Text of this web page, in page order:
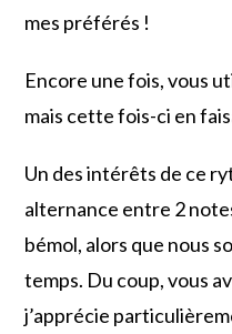
mes préférés !
Encore une fois, vous
mais cette fois-ci en
Un des intérêts de ce
alternance entre 2
bémol, alors que nous
temps. Du coup, vous
j’apprécie